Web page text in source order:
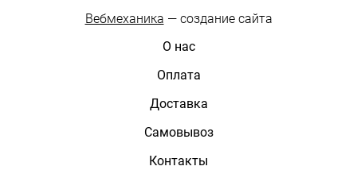
Вебмеханика — создание сайта
О нас
Оплата
Доставка
Самовывоз
Контакты